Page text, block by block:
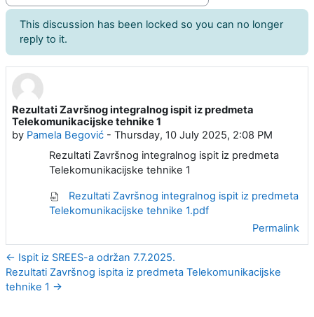
This discussion has been locked so you can no longer
reply to it.
Rezultati Završnog integralnog ispit iz predmeta
Telekomunikacijske tehnike 1
by Pamela Begović - Thursday, 10 July 2025, 2:08 PM
Number of replies: 0
Rezultati Završnog integralnog ispit iz predmeta
Telekomunikacijske tehnike 1
Rezultati Završnog integralnog ispit iz predmeta
Telekomunikacijske tehnike 1.pdf
Permalink
← Ispit iz SREES-a održan 7.7.2025.
Rezultati Završnog ispita iz predmeta Telekomunikacijske
tehnike 1 →